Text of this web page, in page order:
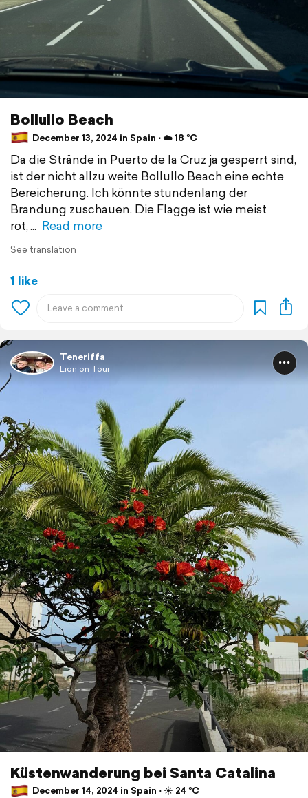
Bollullo Beach
December 13, 2024 in Spain ⋅ ☁️ 18 °C
Da die Strände in Puerto de la Cruz ja gesperrt sind,
ist der nicht allzu weite Bollullo Beach eine echte
Bereicherung. Ich könnte stundenlang der
Brandung zuschauen. Die Flagge ist wie meist
rot,
Read more
See translation
1 like
Teneriffa
Lion on Tour
Küstenwanderung bei Santa Catalina
December 14, 2024 in Spain ⋅ ☀️ 24 °C